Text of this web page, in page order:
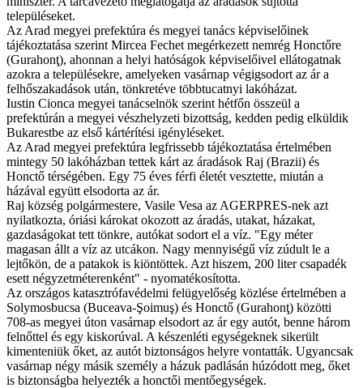
településeket.
Az Arad megyei prefektúra és megyei tanács képviselőinek
tájékoztatása szerint Mircea Fechet megérkezett nemrég Honctőre
(Gurahonţ), ahonnan a helyi hatóságok képviselőivel ellátogatnak
azokra a településekre, amelyeken vasárnap végigsodort az ár a
felhőszakadások után, tönkretéve többtucatnyi lakóházat.
Iustin Cionca megyei tanácselnök szerint hétfőn összeül a
prefektúrán a megyei vészhelyzeti bizottság, kedden pedig elküldik
Bukarestbe az első kártérítési igényléseket.
Az Arad megyei prefektúra legfrissebb tájékoztatása értelmében
mintegy 50 lakóházban tettek kárt az áradások Raj (Brazii) és
Honctő térségében. Egy 75 éves férfi életét vesztette, miután a
házával együtt elsodorta az ár.
Raj község polgármestere, Vasile Vesa az AGERPRES-nek azt
nyilatkozta, óriási károkat okozott az áradás, utakat, házakat,
gazdaságokat tett tönkre, autókat sodort el a víz. "Egy méter
magasan állt a víz az utcákon. Nagy mennyiségű víz zúdult le a
lejtőkön, de a patakok is kiöntöttek. Azt hiszem, 200 liter csapadék
esett négyzetméterenként" - nyomatékosította.
Az országos katasztrófavédelmi felügyelőség közlése értelmében a
Solymosbucsa (Buceava-Şoimuş) és Honctő (Gurahonţ) közötti
708-as megyei úton vasárnap elsodort az ár egy autót, benne három
felnőttel és egy kiskorúval. A készenléti egységeknek sikerült
kimenteniük őket, az autót biztonságos helyre vontatták. Ugyancsak
vasárnap négy másik személy a házuk padlásán húzódott meg, őket
is biztonságba helyezték a honctői mentőegységek.